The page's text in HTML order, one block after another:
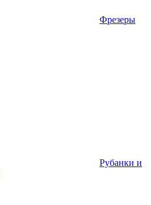
Фрезеры
Рубанки и